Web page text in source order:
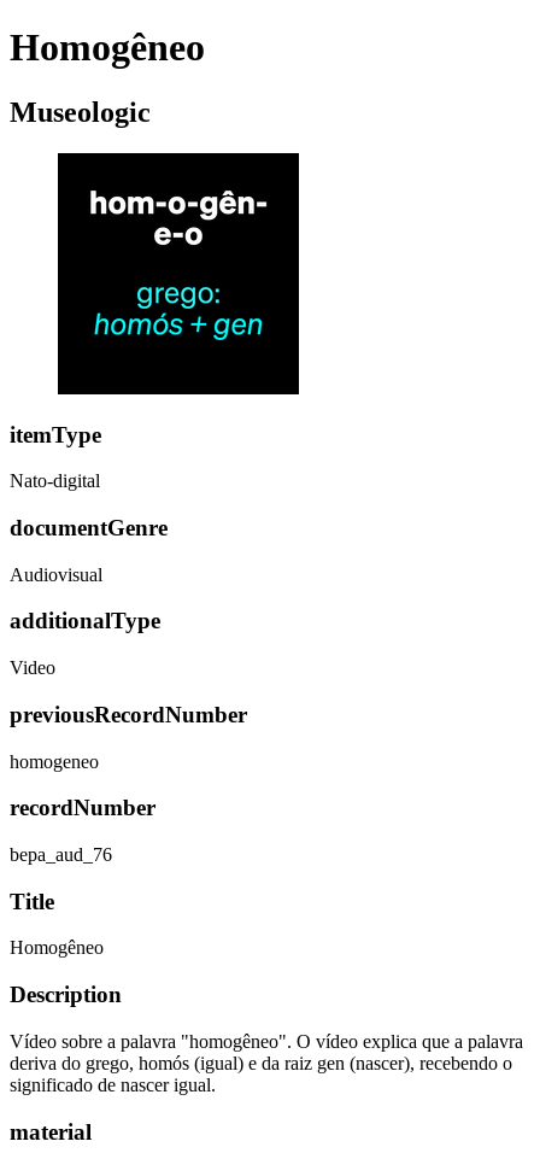
Homogêneo
Museologic
itemType
Nato-digital
documentGenre
Audiovisual
additionalType
Video
previousRecordNumber
homogeneo
recordNumber
bepa_aud_76
Title
Homogêneo
Description
Vídeo sobre a palavra "homogêneo". O vídeo explica que a palavra
deriva do grego, homós (igual) e da raiz gen (nascer), recebendo o
significado de nascer igual.
material